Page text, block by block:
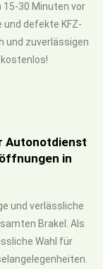
15-30 Minuten vor
defekte KFZ-
und zuverlässigen
Autonotdienst
in
und verlässliche
Brakel. Als
Wahl für